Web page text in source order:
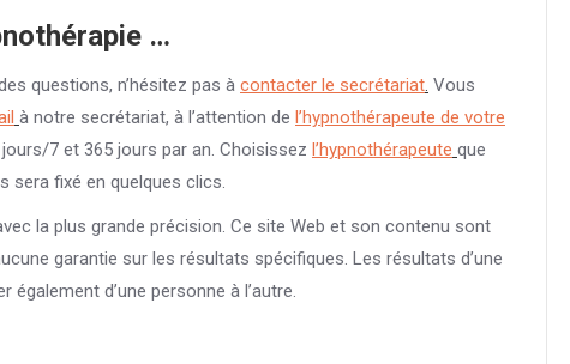
…
questions, n’hésitez pas à contacter le secrétariat. Vous
à notre secrétariat, à l’attention de l’hypnothérapeute de votre
7 et 365 jours par an. Choisissez l’hypnothérapeute que
sera fixé en quelques clics.
la plus grande précision. Ce site Web et son contenu sont
garantie sur les résultats spécifiques. Les résultats d’une
d’une personne à l’autre.